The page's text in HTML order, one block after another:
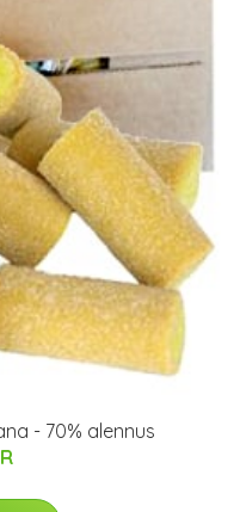
- 70% alennus